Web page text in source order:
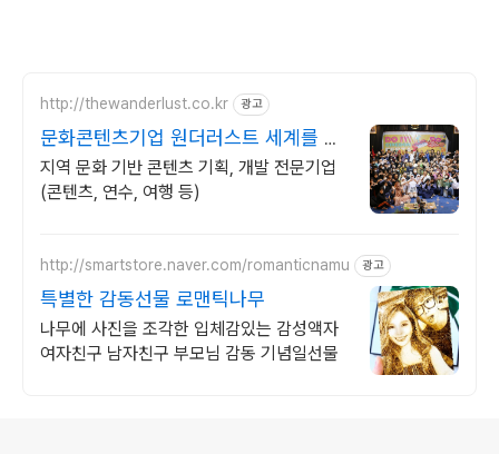
http://thewanderlust.co.kr 광고
문화콘텐츠기업 원더러스트 세계를 움
직이는 로컬
지역 문화 기반 콘텐츠 기획, 개발 전문기업
(콘텐츠, 연수, 여행 등)
http://smartstore.naver.com/romanticnamu 광고
특별한 감동선물 로맨틱나무
나무에 사진을 조각한 입체감있는 감성액자
여자친구 남자친구 부모님 감동 기념일선물